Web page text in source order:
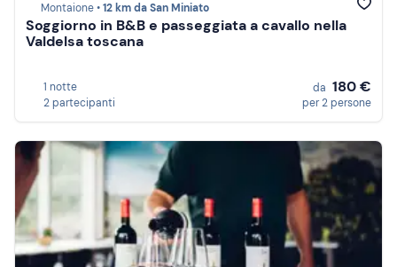
Montaione •12 km da San Miniato
Soggiorno in B&B e passeggiata a cavallo nella
Valdelsa toscana
1 notte
2 partecipanti
da 180 €
per 2 persone